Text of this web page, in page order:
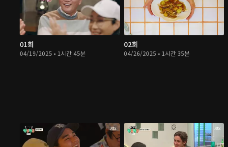
01회
04/19/2025 • 1시간 45분
02회
04/26/2025 • 1시간 35분